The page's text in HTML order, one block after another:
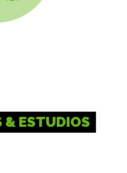
& ESTUDIOS